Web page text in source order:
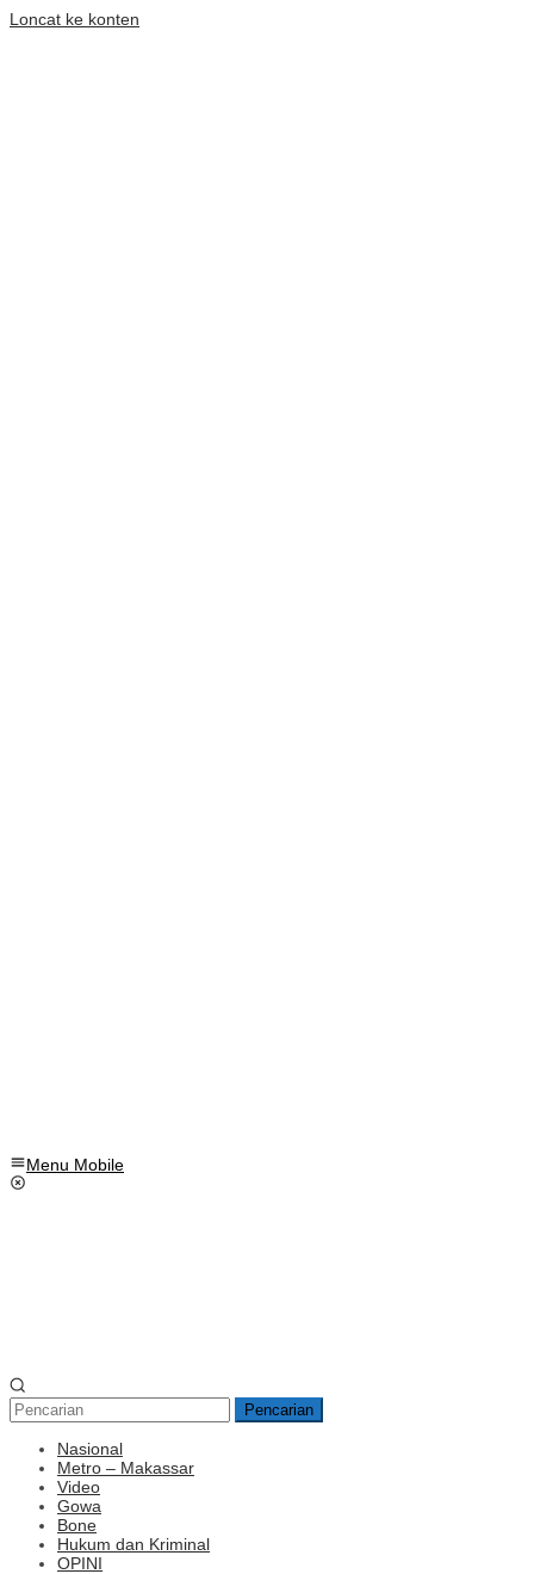
Loncat ke konten
Menu Mobile
Pencarian
Nasional
Metro – Makassar
Video
Gowa
Bone
Hukum dan Kriminal
OPINI